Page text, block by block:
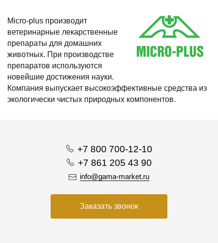
Micro-plus производит
ветеринарные лекарственные
препараты для домашних
животных. При производстве
препаратов используются
новейшие достижения науки.
Компания выпускает высокоэффективные средства из
экологически чистых природных компонентов.
+7 800 700-12-10
+7 861 205 43 90
info@gama-market.ru
Заказать звонок